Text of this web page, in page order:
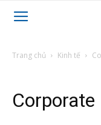
Trang chủ Kinh tế